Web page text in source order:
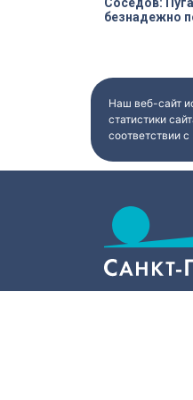
Соседов:
безнадежно
Наш веб-сайт
статистики
соответствии с